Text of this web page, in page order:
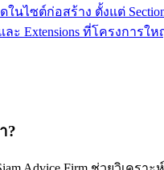
นไซต์ก่อสร้าง ตั้งแต่ Section
ละ Extensions ที่โครงการใ
?